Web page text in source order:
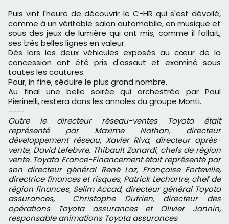
Puis vint l'heure de découvrir le C-HR qui s'est dévoilé,
comme à un véritable salon automobile, en musique et
sous des jeux de lumière qui ont mis, comme il fallait,
ses très belles lignes en valeur.
Dès lors les deux véhicules exposés au cœur de la
concession ont été pris d'assaut et examiné sous
toutes les coutures.
Pour, in fine, séduire le plus grand nombre.
Au final une belle soirée qui orchestrée par Paul
Pierinelli, restera dans les annales du groupe Monti.
----
Outre le directeur réseau-ventes Toyota était
représenté par Maxime Nathan, directeur
développement réseau, Xavier Riva, directeur après-
vente, David Lefebvre, Thibault Zanardi, chefs de région
vente. Toyata France-Financement était représenté par
son directeur général René Laz, Françoise Forteville,
directrice finances et risques, Patrick Lechartre, chef de
région finances, Selim Accad, directeur général Toyota
assurances, Christophe Dufrien, directeur des
opérations Toyota assurances et Olivier Jannin,
responsable animations Toyota assurances.